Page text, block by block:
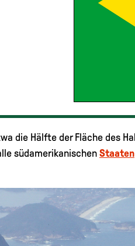
die Hälfte der Fläche des
südamerikanischenStaaten